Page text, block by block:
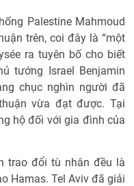
Palestine Mahmoud
trên, coi đây là “một
ra tuyên bố cho biết
tướng Israel Benjamin
chục nghìn người đã
vừa đạt được. Tại
hộ đối với gia đình của
trao đổi tù nhân đều là
Hamas. Tel Aviv đã giải